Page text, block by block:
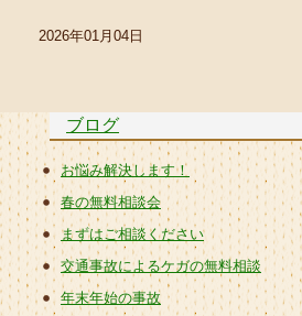
2026年01月04日
ブログ
お悩み解決します！
春の無料相談会
まずはご相談ください
交通事故によるケガの無料相談
年末年始の事故